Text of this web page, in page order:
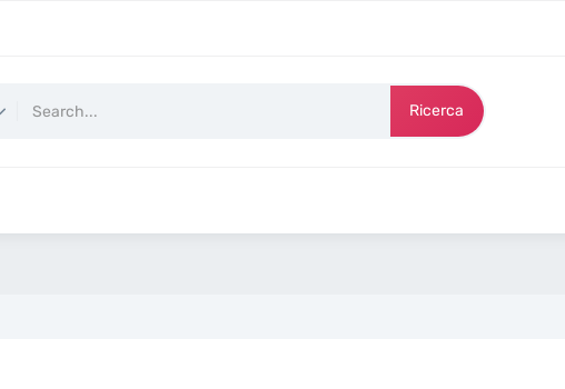
Ricerca